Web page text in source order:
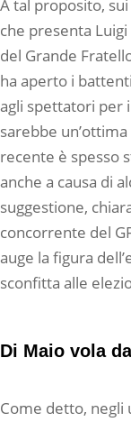
A tal proposito,
che presenta
del Grande
ha aperto i
agli spettatori per
sarebbe
recente è spesso
anche a causa di
suggestione,
concorrente del
auge la figura
sconfitta alle
Di Maio vola
Come detto, negli